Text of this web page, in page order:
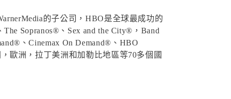
的子公司，HBO是全球最成功的
Sopranos®、Sex and the City®，Band
、Cinemax On Demand®、HBO
歐洲，拉丁美洲和加勒比地區等70多個國